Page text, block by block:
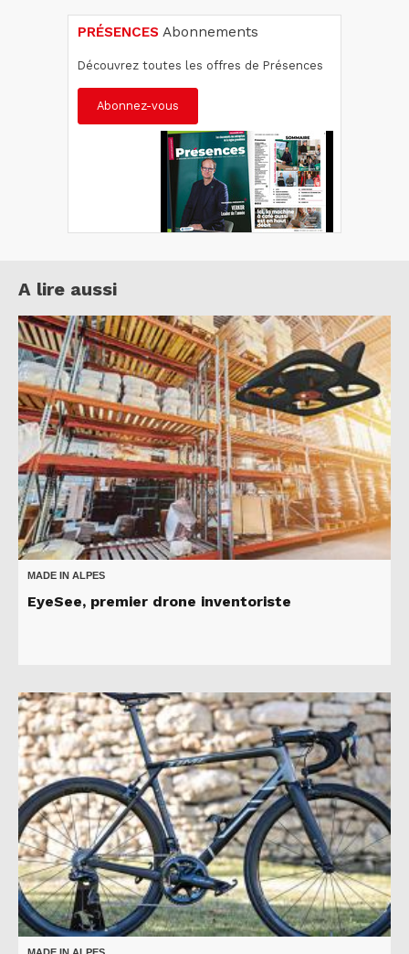
PRÉSENCES Abonnements
Découvrez toutes les offres de Présences
Abonnez-vous
A lire aussi
MADE IN ALPES
EyeSee, premier drone inventoriste